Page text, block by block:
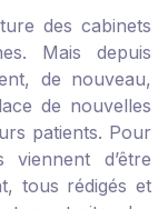
des cabinets
Mais depuis
de nouveau,
de nouvelles
patients. Pour
d’être
tous rédigés et